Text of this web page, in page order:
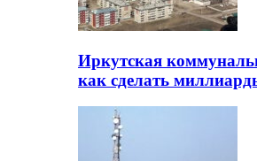
Иркутская
как сделать